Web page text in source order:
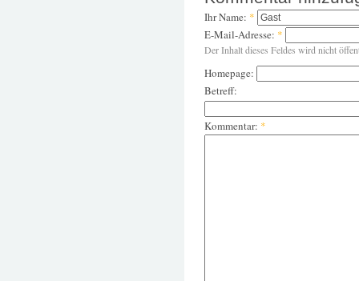
Ihr Name: *
E-Mail-Adresse: *
Der Inhalt dieses Feldes wird nicht
Homepage:
Betreff:
Kommentar: *